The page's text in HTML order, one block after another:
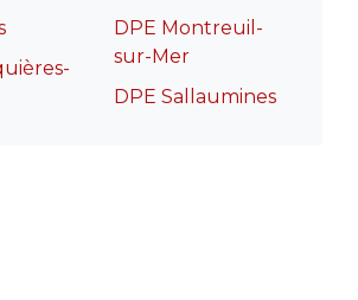
DPE Montreuil-
sur-Mer
DPE Sallaumines